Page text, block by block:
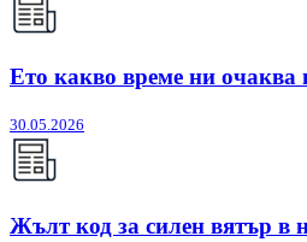
Ето какво време ни очаква
30.05.2026
Жълт код за силен вятър в